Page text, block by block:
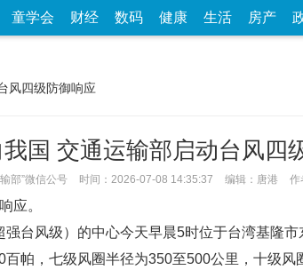
童学会 财经 数码 健康 生活 房产
风四级防御响应
我国 交通运输部启动台风四
部”微信公号 时间：2026-07-08 14:35:37 编辑：唐港 作
应。
强台风级）的中心今天早晨5时位于台湾基隆
帕，七级风圈半径为350至500公里，十级